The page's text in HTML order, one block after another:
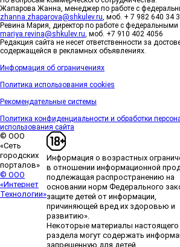
Жапарова Жанна, менеджер по работе с
zhanna.zhaparova@shkulev.ru, моб. + 7 982 640 34
Ревина Мария, директор по работе с федеральными
mariya.revina@shkulev.ru, моб. +7 910 402 4056
Редакция сайта не несет ответственности за
содержащейся в рекламных объявлениях.
Информация об ограничениях
Политика использования cookies
Рекомендательные системы
Политика конфиденциальности и обработки
использования сайта
© ООО
«Сеть
городских
порталов»
© ООО
«Интернет
Технологии»
Информация о возрастных
в отношении информационной
подлежащая распространению на
основании норм Федерального
защите детей от информации,
причиняющей вред их здоровью и
развитию».
Некоторые материалы настоящего
раздела могут содержать
запрещенную для детей.